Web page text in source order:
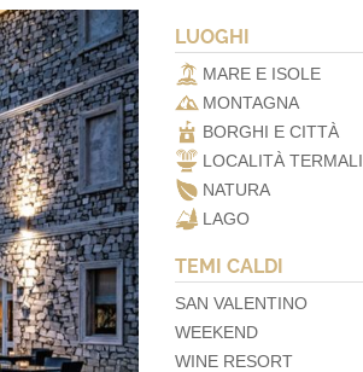
LUOGHI
MARE E ISOLE
MONTAGNA
BORGHI E CITTÀ
LOCALITÀ TERMALI
NATURA
LAGO
TEMI CALDI
SAN VALENTINO
WEEKEND
WINE RESORT